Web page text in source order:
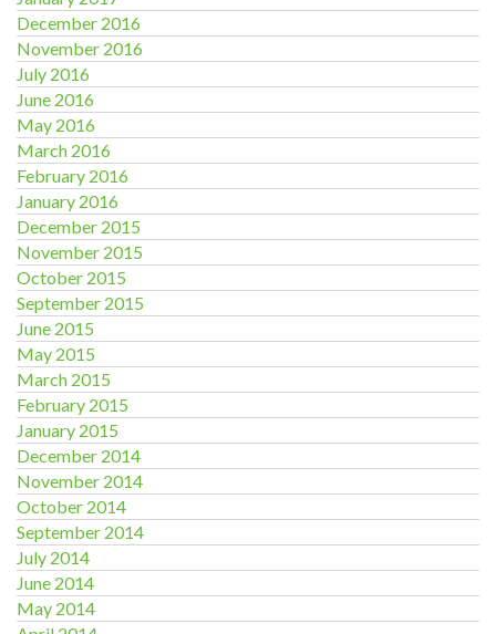
December 2016
November 2016
July 2016
June 2016
May 2016
March 2016
February 2016
January 2016
December 2015
November 2015
October 2015
September 2015
June 2015
May 2015
March 2015
February 2015
January 2015
December 2014
November 2014
October 2014
September 2014
July 2014
June 2014
May 2014